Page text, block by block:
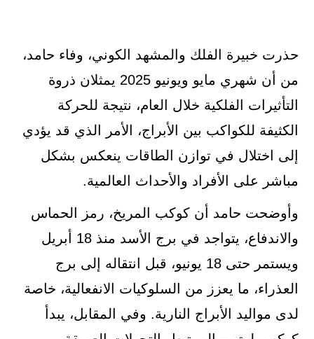
حذرت خبيرة الفلك والمشهد الكوني، وفاء حامد،
من أن شهري مايو ويونيو 2025 يمثلان ذروة
التأثيرات الفلكية خلال العام، نتيجة للحركة
الكثيفة للكواكب بين الأبراج، الأمر الذي قد يؤدي
إلى اختلال في توازن الطاقات ينعكس بشكل
مباشر على الأفراد والأحداث العالمية.
وأوضحت حامد أن كوكب المريخ، رمز الحماس
والاندفاع، يتواجد في برج الأسد منذ 18 أبريل
ويستمر حتى 18 يونيو، قبل انتقاله إلى برج
العذراء، ما يعزز من السلوكيات الانفعالية، خاصة
لدى مواليد الأبراج النارية. وفي المقابل، يبدأ